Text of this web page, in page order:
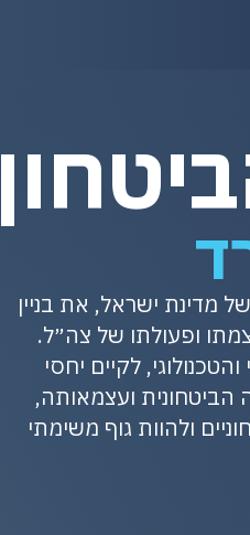
מדינת ישראל, את בניין
ופעולתו של צה״ל.
לקיים יחסי
הביטחונית ועצמאותה,
ולהוות גוף משימתי